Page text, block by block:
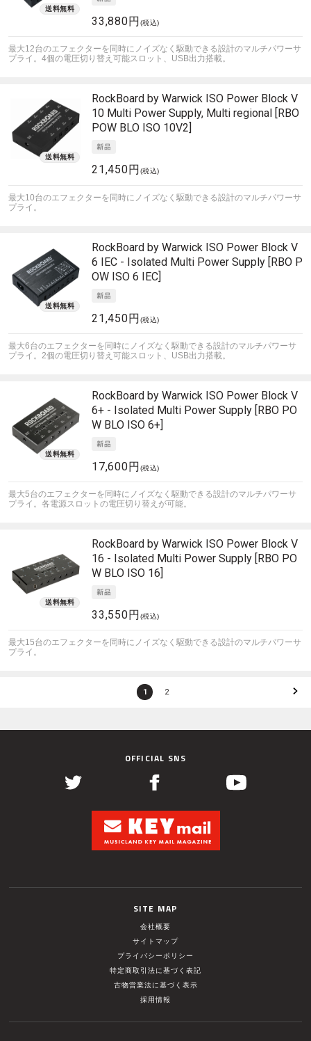
33,880円 (税込)
最大12台のエフェクターを同時にノイズなく駆動できる設計のマルチパワーサ
プライ。4個の電圧切り替え可能スロット、USB出力搭載。
RockBoard by Warwick ISO Power Block V
10 Multi Power Supply, Multi regional [RBO
POW BLO ISO 10V2]
21,450円 (税込)
最大10台のエフェクターを同時にノイズなく駆動できる設計のマルチパワーサ
プライ。
RockBoard by Warwick ISO Power Block V
6 IEC - Isolated Multi Power Supply [RBO P
OW ISO 6 IEC]
21,450円 (税込)
最大6台のエフェクターを同時にノイズなく駆動できる設計のマルチパワーサ
プライ。2個の電圧切り替え可能スロット、USB出力搭載。
RockBoard by Warwick ISO Power Block V
6+ - Isolated Multi Power Supply [RBO PO
W BLO ISO 6+]
17,600円 (税込)
最大5台のエフェクターを同時にノイズなく駆動できる設計のマルチパワーサ
プライ。各電源スロットの電圧切り替えが可能。
RockBoard by Warwick ISO Power Block V
16 - Isolated Multi Power Supply [RBO PO
W BLO ISO 16]
33,550円 (税込)
最大15台のエフェクターを同時にノイズなく駆動できる設計のマルチパワーサ
プライ。
1 2
OFFICIAL SNS
SITE MAP
会社概要
サイトマップ
プライバシーポリシー
特定商取引法に基づく表記
古物営業法に基づく表示
採用情報